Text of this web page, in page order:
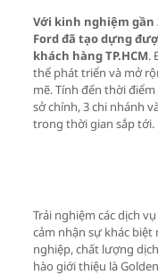
Với kinh nghiệm gần
Ford đã tạo dựng
khách hàng TP.HCM.
thể phát triển và mở
mẽ. Tính đến thời
sở chính, 3 chi nhánh
trong thời gian sắp tới.
Trải nghiệm các dịch
cảm nhận sự khác
nghiệp, chất lượng
hào giới thiệu là